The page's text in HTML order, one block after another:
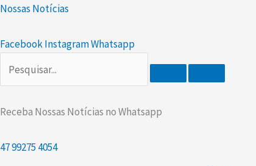
Ir
o
Nossas Notícias
FacebookInstagramWhatsapp
Receba Nossas Notícias no Whatsapp
4799275 4054
Scroll